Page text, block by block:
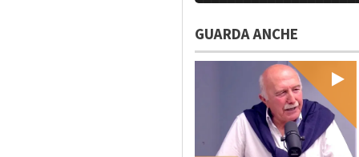
GUARDA ANCHE